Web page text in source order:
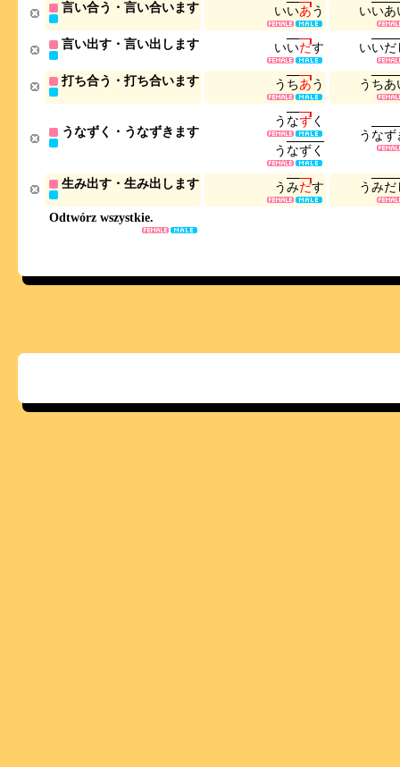
Odtwórz wszystkie.
言い合う・言い合います いいあう いいあ
言い出す・言い出します いいだす いいだ
打ち合う・打ち合います う ちあう う ちあ
うなずく・うなずきます
う なずく
う なずく
う なず
生み出す・生み出します うみだす うみだ